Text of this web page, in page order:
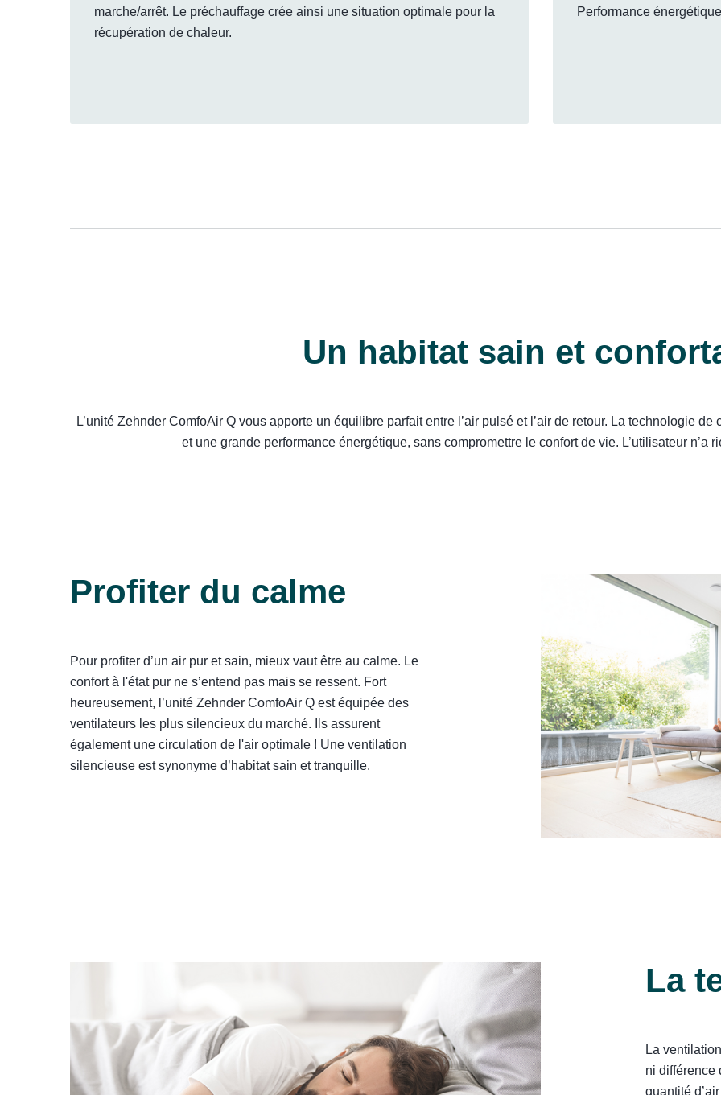
marche/arrêt. Le préchauffage crée ainsi une situation optimale pour la
récupération de chaleur.
Performance
Un habitat sain et
L’unité Zehnder ComfoAir Q vous apporte un équilibre parfait entre l’air pulsé et l’air de retour. La technologie
et une grande performance énergétique, sans compromettre le confort de vie. L’utilisateur n’a
Profiter du calme
Pour profiter d’un air pur et sain, mieux vaut être au calme. Le
confort à l'état pur ne s’entend pas mais se ressent. Fort
heureusement, l’unité Zehnder ComfoAir Q est équipée des
ventilateurs les plus silencieux du marché. Ils assurent
également une circulation de l'air optimale ! Une ventilation
silencieuse est synonyme d’habitat sain et tranquille.
La
La
ni différence
quantité